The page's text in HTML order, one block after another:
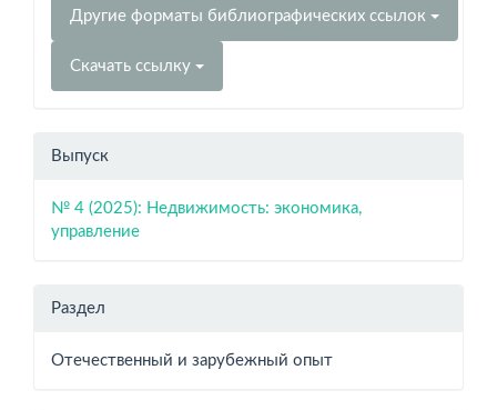
Другие форматы библиографических ссылок
Скачать ссылку
Выпуск
№ 4 (2025): Недвижимость: экономика,
управление
Раздел
Отечественный и зарубежный опыт